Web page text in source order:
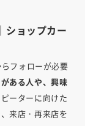
ショップカー
フォローが必要
ある人や、興味
ーターに向けた
来店・再来店を